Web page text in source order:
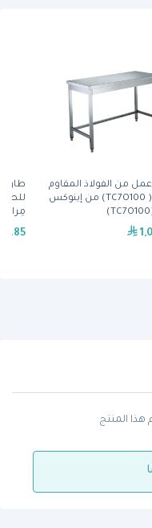
من الفولاذ المقاوم
للصدأ ( TC7O100) من إينوكس
مِران(SSFR707090(BS40)BB)
المنتج